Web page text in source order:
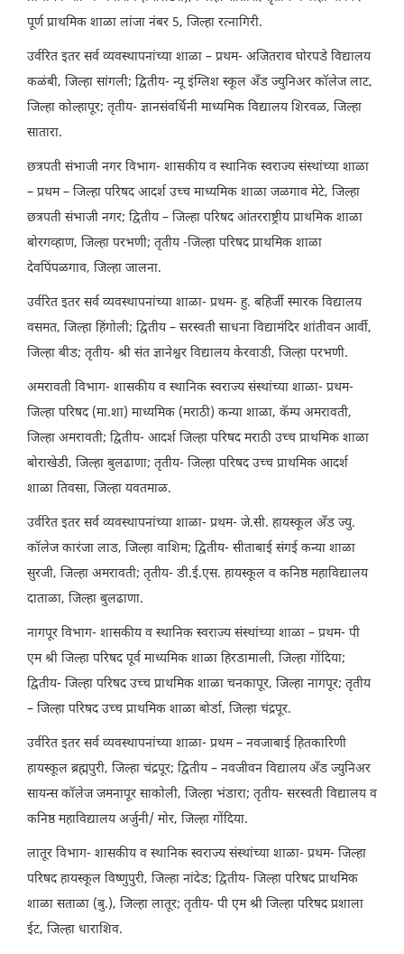
पूर्ण प्राथमिक शाळा लांजा नंबर 5, जिल्हा रत्नागिरी.
उर्वरित इतर सर्व व्यवस्थापनांच्या शाळा – प्रथम- अजितराव घोरपडे विद्यालय
कळंबी, जिल्हा सांगली; द्वितीय- न्यू इंग्लिश स्कूल अँड ज्युनिअर कॉलेज लाट,
जिल्हा कोल्हापूर; तृतीय- ज्ञानसंवर्धिनी माध्यमिक विद्यालय शिरवळ, जिल्हा
सातारा.
छत्रपती संभाजी नगर विभाग- शासकीय व स्थानिक स्वराज्य संस्थांच्या शाळा
– प्रथम – जिल्हा परिषद आदर्श उच्च माध्यमिक शाळा जळगाव मेटे, जिल्हा
छत्रपती संभाजी नगर; द्वितीय – जिल्हा परिषद आंतरराष्ट्रीय प्राथमिक शाळा
बोरगव्हाण, जिल्हा परभणी; तृतीय -जिल्हा परिषद प्राथमिक शाळा
देवपिंपळगाव, जिल्हा जालना.
उर्वरित इतर सर्व व्यवस्थापनांच्या शाळा- प्रथम- हु. बहिर्जी स्मारक विद्यालय
वसमत, जिल्हा हिंगोली; द्वितीय – सरस्वती साधना विद्यामंदिर शांतीवन आर्वी,
जिल्हा बीड; तृतीय- श्री संत ज्ञानेश्वर विद्यालय केरवाडी, जिल्हा परभणी.
अमरावती विभाग- शासकीय व स्थानिक स्वराज्य संस्थांच्या शाळा- प्रथम-
जिल्हा परिषद (मा.शा) माध्यमिक (मराठी) कन्या शाळा, कॅम्प अमरावती,
जिल्हा अमरावती; द्वितीय- आदर्श जिल्हा परिषद मराठी उच्च प्राथमिक शाळा
बोराखेडी, जिल्हा बुलढाणा; तृतीय- जिल्हा परिषद उच्च प्राथमिक आदर्श
शाळा तिवसा, जिल्हा यवतमाळ.
उर्वरित इतर सर्व व्यवस्थापनांच्या शाळा- प्रथम- जे.सी. हायस्कूल अँड ज्यु.
कॉलेज कारंजा लाड, जिल्हा वाशिम; द्वितीय- सीताबाई संगई कन्या शाळा
सुरजी, जिल्हा अमरावती; तृतीय- डी.ई.एस. हायस्कूल व कनिष्ठ महाविद्यालय
दाताळा, जिल्हा बुलढाणा.
नागपूर विभाग- शासकीय व स्थानिक स्वराज्य संस्थांच्या शाळा – प्रथम- पी
एम श्री जिल्हा परिषद पूर्व माध्यमिक शाळा हिरडामाली, जिल्हा गोंदिया;
द्वितीय- जिल्हा परिषद उच्च प्राथमिक शाळा चनकापूर, जिल्हा नागपूर; तृतीय
– जिल्हा परिषद उच्च प्राथमिक शाळा बोर्डा, जिल्हा चंद्रपूर.
उर्वरित इतर सर्व व्यवस्थापनांच्या शाळा- प्रथम – नवजाबाई हितकारिणी
हायस्कूल ब्रह्मपुरी, जिल्हा चंद्रपूर; द्वितीय – नवजीवन विद्यालय अँड ज्युनिअर
सायन्स कॉलेज जमनापूर साकोली, जिल्हा भंडारा; तृतीय- सरस्वती विद्यालय व
कनिष्ठ महाविद्यालय अर्जुनी/ मोर, जिल्हा गोंदिया.
लातूर विभाग- शासकीय व स्थानिक स्वराज्य संस्थांच्या शाळा- प्रथम- जिल्हा
परिषद हायस्कूल विष्णुपुरी, जिल्हा नांदेड; द्वितीय- जिल्हा परिषद प्राथमिक
शाळा सताळा (बु.), जिल्हा लातूर; तृतीय- पी एम श्री जिल्हा परिषद प्रशाला
ईट, जिल्हा धाराशिव.